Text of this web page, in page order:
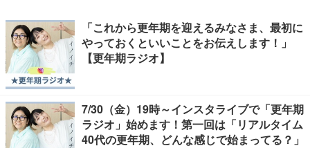
「これから更年期を迎えるみなさま、最初に
やっておくといいことをお伝えします！」
【更年期ラジオ】
7/30（金）19時～インスタライブで「更年期
ラジオ」始めます！第一回は「リアルタイム
40代の更年期、どんな感じで始まってる？」